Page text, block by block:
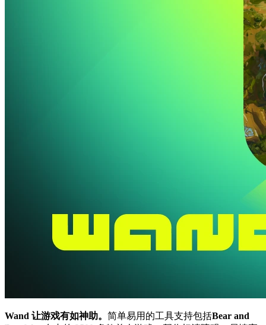
Wand 让游戏有如神助。 简单易用的工具支持包括Bear and